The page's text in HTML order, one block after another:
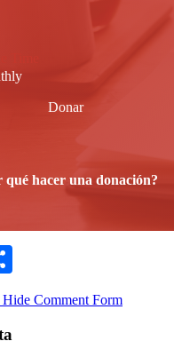
Donar
qué hacer una donación?
Hide Comment Form